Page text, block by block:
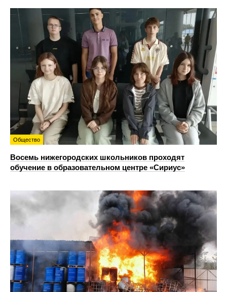
Общество
Восемь нижегородских школьников проходят
обучение в образовательном центре «Сириус»